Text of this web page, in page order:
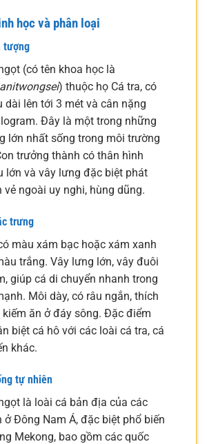
học và phân loại
tượng
(có tên khoa học là
) thuộc họ Cá tra, có
dài lên tới 3 mét và cân nặng
Đây là một trong những
lớn nhất sống trong môi trường
trưởng thành có thân hình
lớn và vây lưng đặc biệt phát
vẻ ngoài uy nghi, hùng dũng.
trưng
màu xám bạc hoặc xám xanh
trắng. Vây lưng lớn, vây đuôi
giúp cá di chuyển nhanh trong
Môi dày, có râu ngắn, thích
kiếm ăn ở đáy sông. Đặc điểm
biệt cá hô với các loài cá tra, cá
khác.
tự nhiên
là loài cá bản địa của các
ở Đông Nam Á, đặc biệt phổ biến
Mekong, bao gồm các quốc